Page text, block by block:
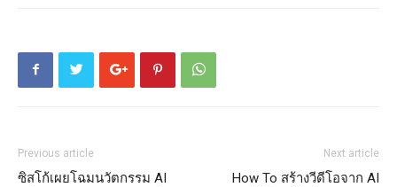
Previous article
ซิสโก้เผยโฉมนวัตกรรม AI
Next article
How To สร้างวีดีโอจาก AI